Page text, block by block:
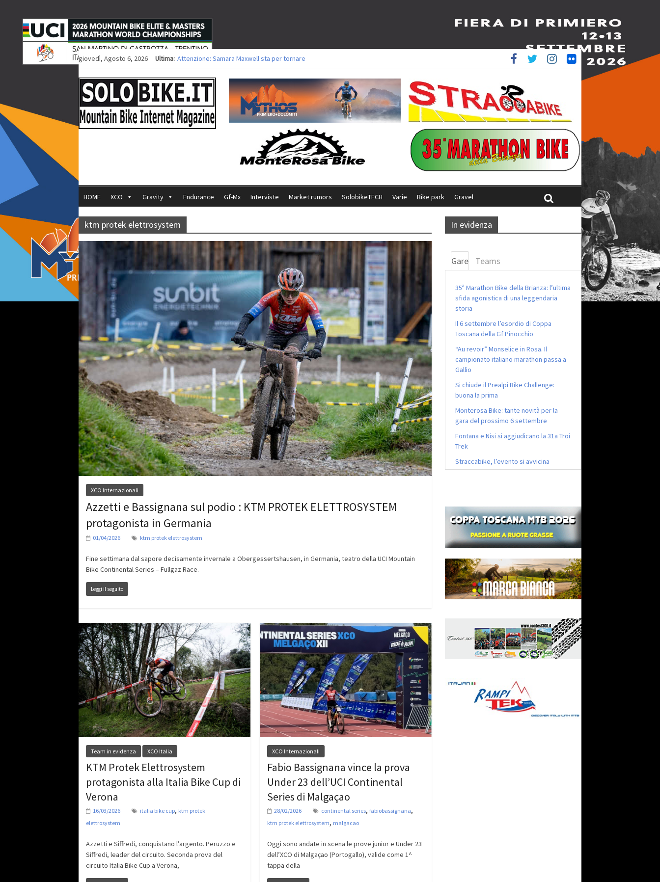
giovedì, Agosto 6, 2026 Ultima: Attenzione: Samara Maxwell sta per tornare
Europei XCO: vittorie per Ghibaudo, Grossmann e Gallis. Signorelli 5^ la migliore tra gli italiani
35ª Marathon Bike della Brianza: l’ultima sfida agonistica di una leggendaria storia
Europei MTB: il Team Relay firma il secondo argento azzurro a Monteceneri
HOME XCO Gravity Endurance Gf-Mx Interviste Market rumors SolobikeTECH Varie Bike park Gravel
ktm protek elettrosystem
XCO Internazionali
Azzetti e Bassignana sul podio : KTM PROTEK ELETTROSYSTEM
protagonista in Germania
01/04/2026 ktm protek elettrosystem
Fine settimana dal sapore decisamente invernale a Obergessertshausen, in Germania, teatro della UCI Mountain
Bike Continental Series – Fullgaz Race.
Leggi il seguito
Team in evidenza XCO Italia
KTM Protek Elettrosystem
protagonista alla Italia Bike Cup di
Verona
16/03/2026 italia bike cup, ktm protek
elettrosystem
Azzetti e Siffredi, conquistano l’argento. Peruzzo e
Siffredi, leader del circuito. Seconda prova del
circuito Italia Bike Cup a Verona,
XCO Internazionali
Fabio Bassignana vince la prova
Under 23 dell’UCI Continental
Series di Malgaçao
28/02/2026 continental series, fabiobassignana,
ktm protek elettrosystem, malgacao
Oggi sono andate in scena le prove junior e Under 23
dell’XCO di Malgaçao (Portogallo), valide come 1^
tappa della
In evidenza
Gare Teams
35ª Marathon Bike della Brianza: l’ultima
sfida agonistica di una leggendaria
storia
Il 6 settembre l’esordio di Coppa
Toscana della Gf Pinocchio
“Au revoir” Monselice in Rosa. Il
campionato italiano marathon passa a
Gallio
Si chiude il Prealpi Bike Challenge:
buona la prima
Monterosa Bike: tante novità per la
gara del prossimo 6 settembre
Fontana e Nisi si aggiudicano la 31a Troi
Trek
Straccabike, l’evento si avvicina